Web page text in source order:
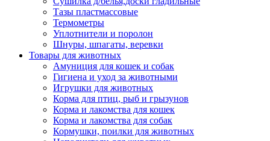
Тазы пластмассовые
Термометры
Уплотнители и поролон
Шнуры, шпагаты, веревки
Товары для животных
Амуниция для кошек и собак
Гигиена и уход за животными
Игрушки для животных
Корма для птиц, рыб и грызунов
Корма и лакомства для кошек
Корма и лакомства для собак
Кормушки, поилки для животных